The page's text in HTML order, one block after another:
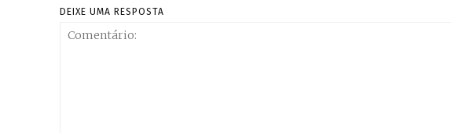
DEIXE UMA RESPOSTA